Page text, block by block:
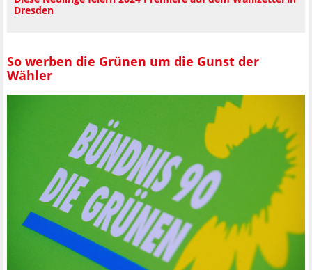
Dresden
So werben die Grünen um die Gunst der
Wähler